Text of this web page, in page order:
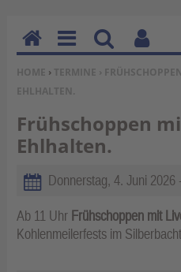
SIE BEFINDEN SICH HIER:
HOME › TERMINE ›
EHLHALTEN.
Frühschoppen
Ehlhalten.
Donnerstag, 4. Juni 2026
Ab 11 Uhr Frühschoppen mit
Kohlenmeilerfests im
H
o
m
e
M
en
u
Su
ch
Be
nu
erf
un
on